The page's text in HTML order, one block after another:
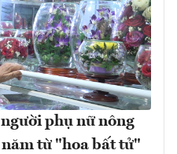
phụ nữ nông
từ "hoa bất tử"